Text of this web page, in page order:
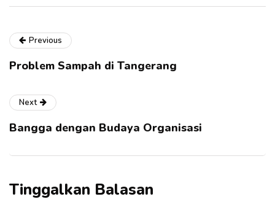
Previous
Problem Sampah di Tangerang
Next
Bangga dengan Budaya Organisasi
Tinggalkan Balasan